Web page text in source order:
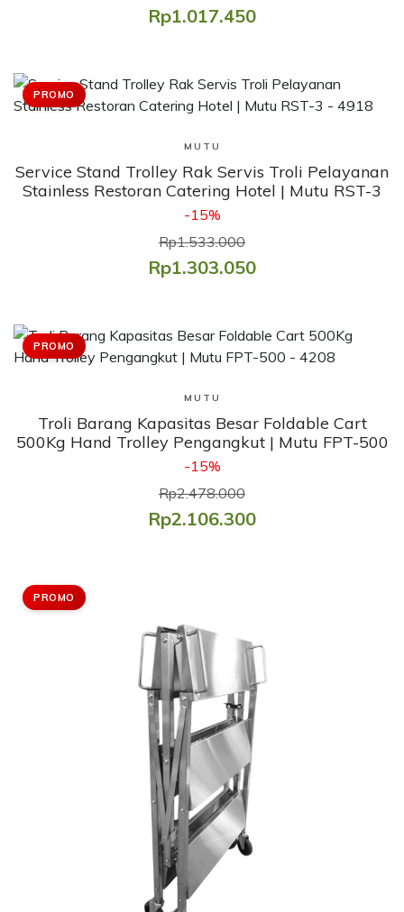
Rp1.017.450
PROMO
Lihat Produk
MUTU
Service Stand Trolley Rak Servis Troli Pelayanan
Stainless Restoran Catering Hotel | Mutu RST-3
-15%
Rp1.533.000
Rp1.303.050
PROMO
Lihat Produk
MUTU
Troli Barang Kapasitas Besar Foldable Cart
500Kg Hand Trolley Pengangkut | Mutu FPT-500
-15%
Rp2.478.000
Rp2.106.300
PROMO